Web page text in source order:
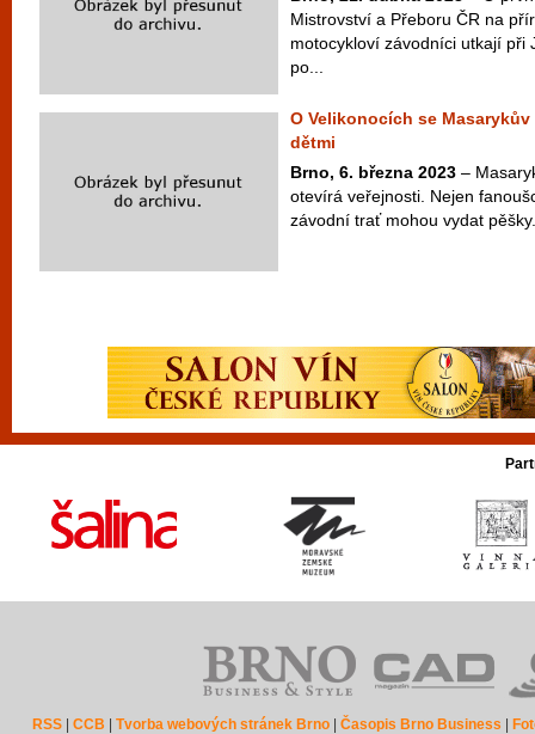
Mistrovství a Přeboru ČR na
motocykloví závodníci utkají při
po...
O Velikonocích se
dětmi
Brno, 6. března 2023 –
otevírá veřejnosti. Nejen
závodní trať mohou vydat
RSS |CCB |Tvorba webových stránek Brno |Časopis Brno Business